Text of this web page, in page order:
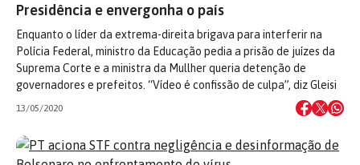
Presidência e envergonha o país
Enquanto o líder da extrema-direita brigava para interferir na
Polícia Federal, ministro da Educação pedia a prisão de juízes da
Suprema Corte e a ministra da Mullher queria detenção de
governadores e prefeitos. “Vídeo é confissão de culpa”, diz Gleisi
13/05/2020